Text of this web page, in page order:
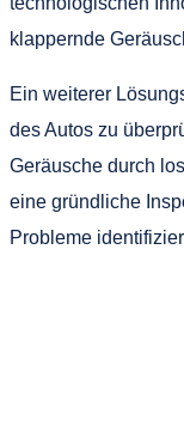
klappernde
Ein weiterer
des Autos zu
Geräusche durch
eine gründliche
Probleme